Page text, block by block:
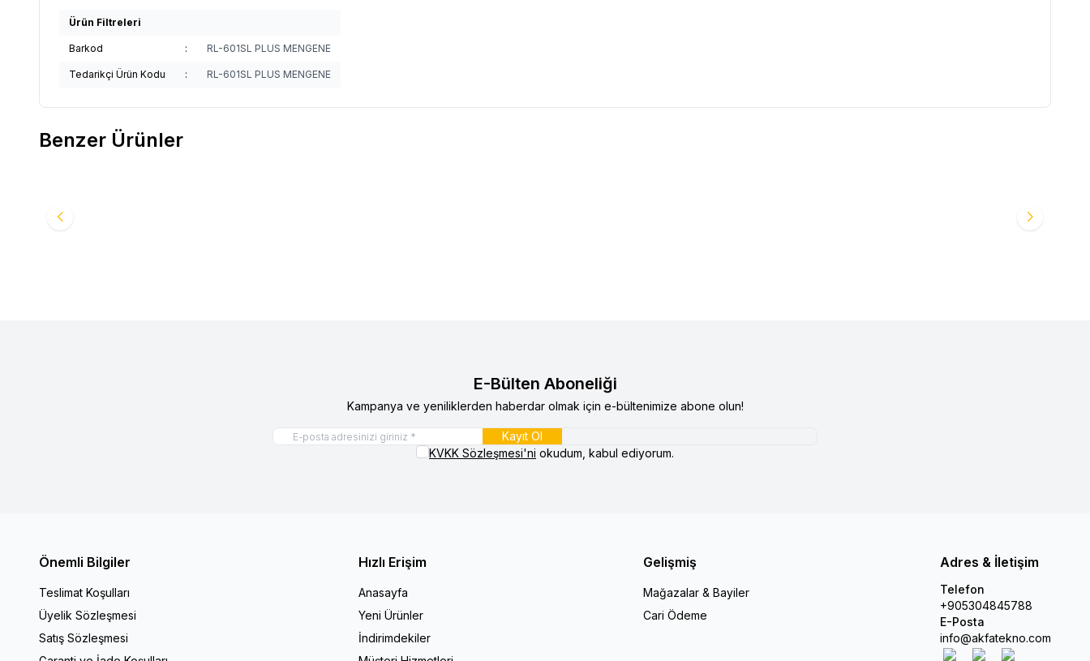
Ürün Filtreleri
Barkod : RL-601SL PLUS MENGENE
Tedarikçi Ürün Kodu : RL-601SL PLUS MENGENE
Benzer Ürünler
2.976,64
E-Bülten Aboneliği
Kampanya ve yeniliklerden haberdar olmak için e-bültenimize abone olun!
Kayıt Ol
KVKK Sözleşmesi'ni okudum, kabul ediyorum.
Önemli Bilgiler
Teslimat Koşulları
Üyelik Sözleşmesi
Satış Sözleşmesi
Hızlı Erişim
Anasayfa
Yeni Ürünler
İndirimdekiler
Gelişmiş
Mağazalar & Bayiler
Cari Ödeme
Adres & İletişim
Telefon
+905304845788
E-Posta
info@akfatekno.com